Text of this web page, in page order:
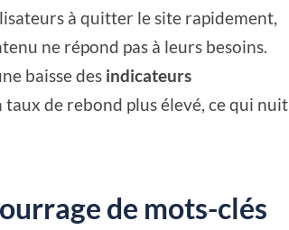
à quitter le site rapidement,
ne répond pas à leurs besoins.
baisse des indicateurs
taux de rebond plus élevé, ce qui nuit
de mots-clés